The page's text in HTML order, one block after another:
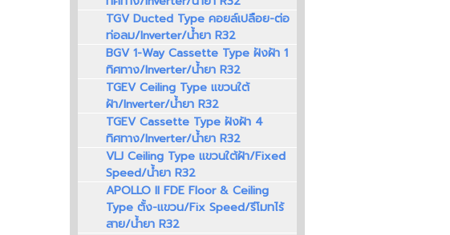
TGV Ducted Type คอยล์เปลือย-ต่อ
ท่อลม/Inverter/น้ำยา R32
BGV 1-Way Cassette Type ฝังฝ้า 1
ทิศทาง/Inverter/น้ำยา R32
TGEV Ceiling Type แขวนใต้
ฝ้า/Inverter/น้ำยา R32
TGEV Cassette Type ฝังฝ้า 4
ทิศทาง/Inverter/น้ำยา R32
VLJ Ceiling Type แขวนใต้ฝ้า/Fixed
Speed/น้ำยา R32
APOLLO II FDE Floor & Ceiling
Type ตั้ง-แขวน/Fix Speed/รีโมทไร้
สาย/น้ำยา R32